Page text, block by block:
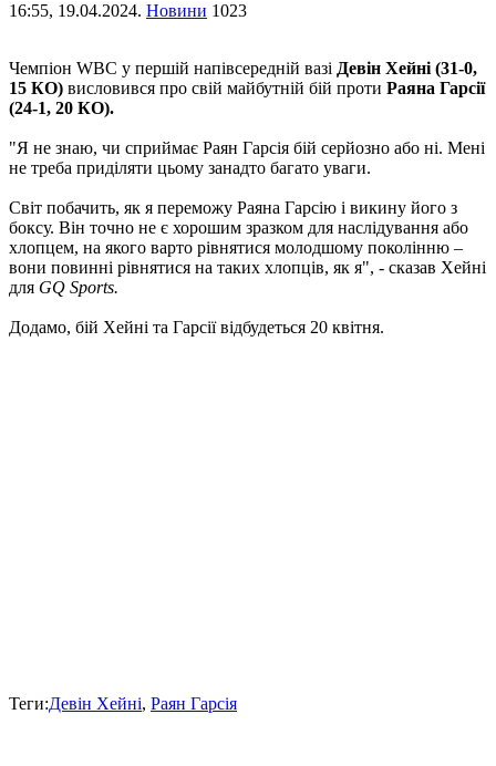
16:55, 19.04.2024. Новини 1023
Чемпіон WBC у першій напівсередній вазі Девін Хейні (31-0,
15 КО) висловився про свій майбутній бій проти Раяна Гарсії
(24-1, 20 КО).
"Я не знаю, чи сприймає Раян Гарсія бій серйозно або ні. Мені
не треба приділяти цьому занадто багато уваги.
Світ побачить, як я переможу Раяна Гарсію і викину його з
боксу. Він точно не є хорошим зразком для наслідування або
хлопцем, на якого варто рівнятися молодшому поколінню –
вони повинні рівнятися на таких хлопців, як я", - сказав Хейні
для GQ Sports.
Додамо, бій Хейні та Гарсії відбудеться 20 квітня.
Теги:Девін Хейні, Раян Гарсія